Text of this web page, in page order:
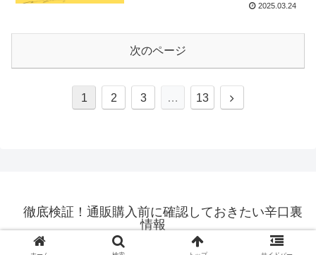
2025.03.24
次のページ
1 2 3 … 13
次
徹底検証！通販購入前に確認しておきたい辛口裏
情報
© 2016 徹底検証！通販購入前に確認しておきたい辛口裏情報.